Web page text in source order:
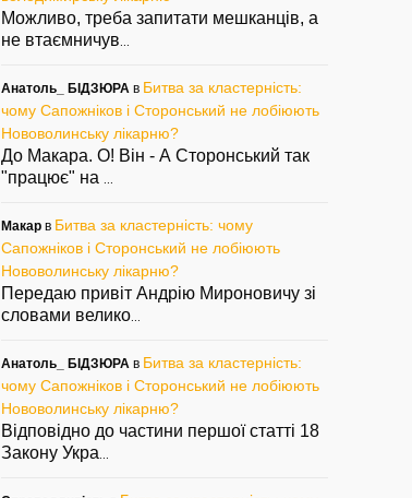
Можливо, треба запитати мешканців, а
не втаємничув
Анатоль_ БІДЗЮРА в Битва за кластерність:
чому Сапожніков і Сторонський не лобіюють
Нововолинську лікарню?
До Макара. О! Він - А Сторонський так
"працює" на
Макар в Битва за кластерність: чому
Сапожніков і Сторонський не лобіюють
Нововолинську лікарню?
Передаю привіт Андрію Мироновичу зі
словами велико
Анатоль_ БІДЗЮРА в Битва за кластерність:
чому Сапожніков і Сторонський не лобіюють
Нововолинську лікарню?
Відповідно до частини першої статті 18
Закону Укра